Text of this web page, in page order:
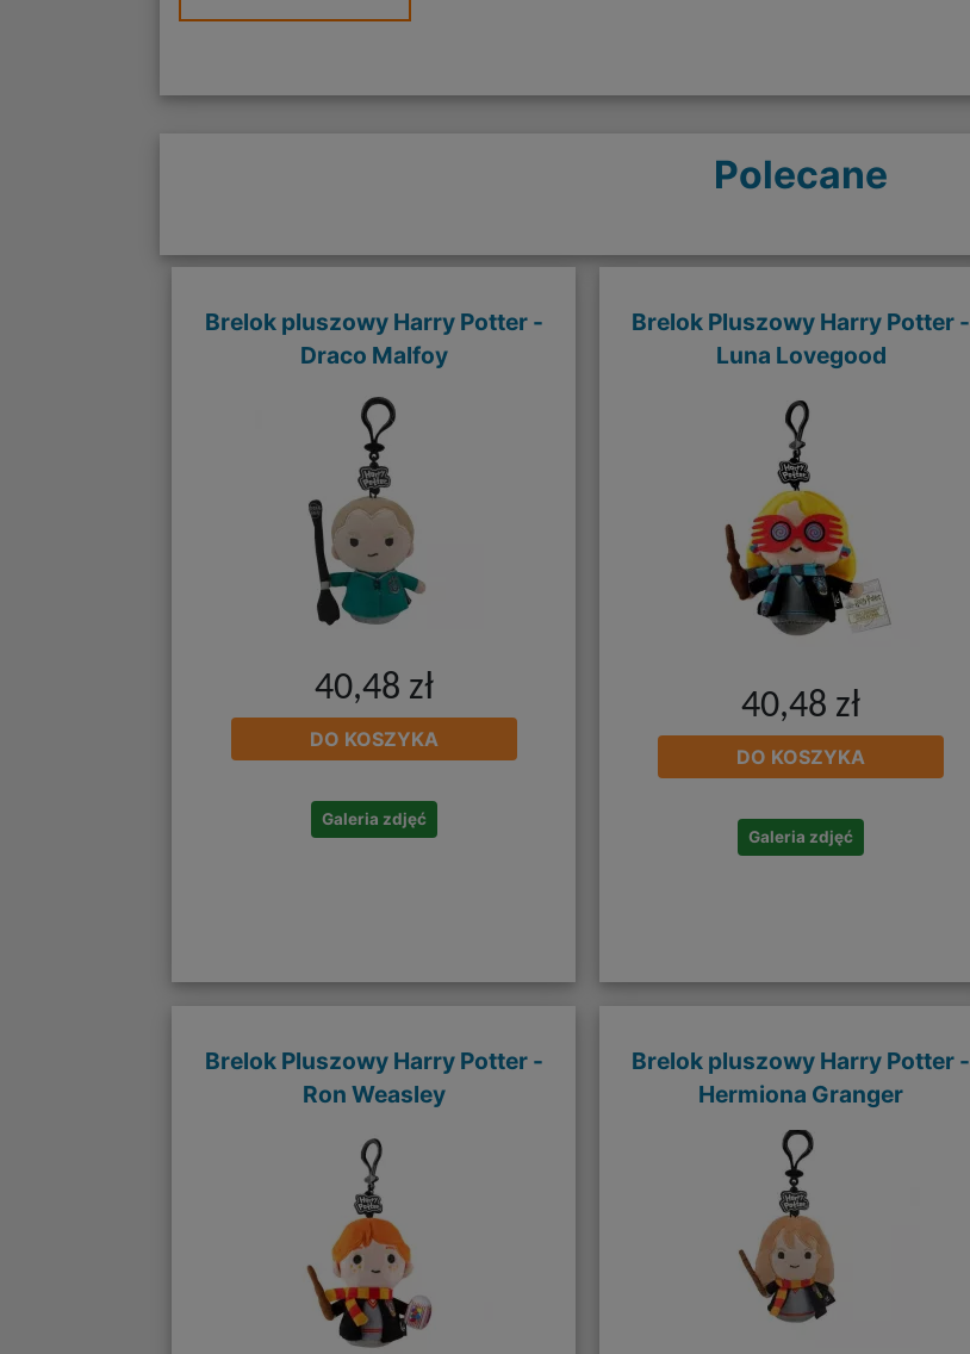
Polecane
Brelok pluszowy Harry Potter -
Draco Malfoy
40,48 zł
DO KOSZYKA
Galeria zdjęć
Brelok Pluszowy Harry Potter -
Luna Lovegood
40,48 zł
DO KOSZYKA
Galeria zdjęć
Brelok Pluszowy Harry Potter -
Ron Weasley
Brelok pluszowy Harry Potter -
Hermiona Granger